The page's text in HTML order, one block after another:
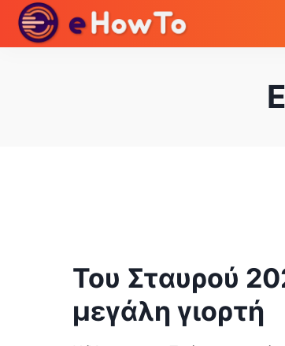
Του Σταυρού
μεγάλη γιορτή